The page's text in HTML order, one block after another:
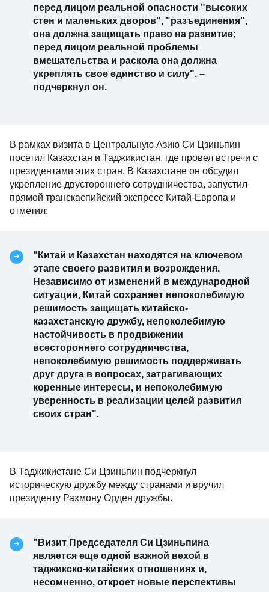
перед лицом реальной опасности "высоких
стен и маленьких дворов", "разъединения",
она должна защищать право на развитие;
перед лицом реальной проблемы
вмешательства и раскола она должна
укреплять свое единство и силу", –
подчеркнул он.
В рамках визита в Центральную Азию Си Цзиньпин
посетил Казахстан и Таджикистан, где провел встречи с
президентами этих стран. В Казахстане он обсудил
укрепление двустороннего сотрудничества, запустил
прямой транскаспийский экспресс Китай-Европа и
отметил:
"Китай и Казахстан находятся на ключевом
этапе своего развития и возрождения.
Независимо от изменений в международной
ситуации, Китай сохраняет непоколебимую
решимость защищать китайско-
казахстанскую дружбу, непоколебимую
настойчивость в продвижении
всестороннего сотрудничества,
непоколебимую решимость поддерживать
друг друга в вопросах, затрагивающих
коренные интересы, и непоколебимую
уверенность в реализации целей развития
своих стран".
В Таджикистане Си Цзиньпин подчеркнул
историческую дружбу между странами и вручил
президенту Рахмону Орден дружбы.
"Визит Председателя Си Цзиньпина
является еще одной важной вехой в
таджикско-китайских отношениях и,
несомненно, откроет новые перспективы